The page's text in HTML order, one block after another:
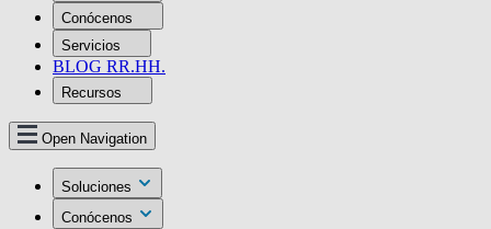
Conócenos
Servicios
BLOG RR.HH.
Recursos
Open Navigation
Soluciones
Conócenos